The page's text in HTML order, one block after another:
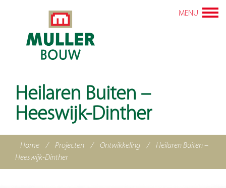
MENU
Heilaren Buiten –
Heeswijk-Dinther
Home / Projecten / Ontwikkeling /
Heilaren Buiten –
Heeswijk-Dinther